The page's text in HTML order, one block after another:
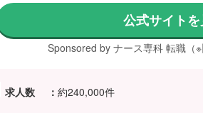
公式サイト
Sponsored by ナース専科 転職（※
求人数 ： 約240,000件